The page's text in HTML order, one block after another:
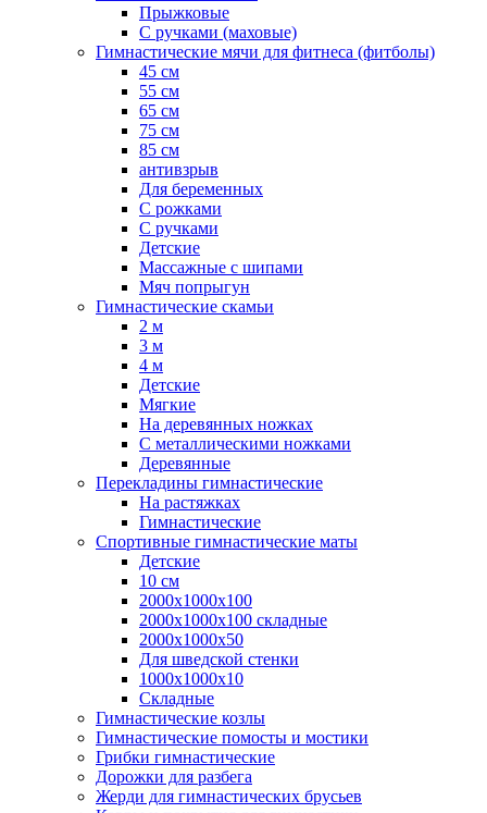
Прыжковые
С ручками (маховые)
Гимнастические мячи для фитнеса (фитболы)
45 см
55 см
65 см
75 см
85 см
антивзрыв
Для беременных
С рожками
С ручками
Детские
Массажные с шипами
Мяч попрыгун
Гимнастические скамьи
2 м
3 м
4 м
Детские
Мягкие
На деревянных ножках
С металлическими ножками
Деревянные
Перекладины гимнастические
На растяжках
Гимнастические
Спортивные гимнастические маты
Детские
10 см
2000х1000х100
2000х1000х100 складные
2000х1000х50
Для шведской стенки
1000х1000х10
Складные
Гимнастические козлы
Гимнастические помосты и мостики
Грибки гимнастические
Дорожки для разбега
Жерди для гимнастических брусьев